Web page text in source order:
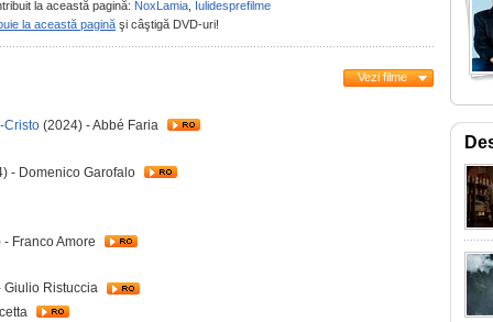
la această pagină: NoxLamia Iulidesprefilme
la această pagină şi câştigă DVD-uri!
Vezi filme
Cristo (2024) - Abbé Faria
- Domenico Garofalo
Franco Amore
Ristuccia